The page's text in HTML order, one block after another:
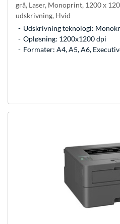
grå, Laser, Monoprint, 1200 x
udskrivning, Hvid
Udskrivning teknologi:
Opløsning: 1200x1200 dpi
Formater: A4, A5, A6,